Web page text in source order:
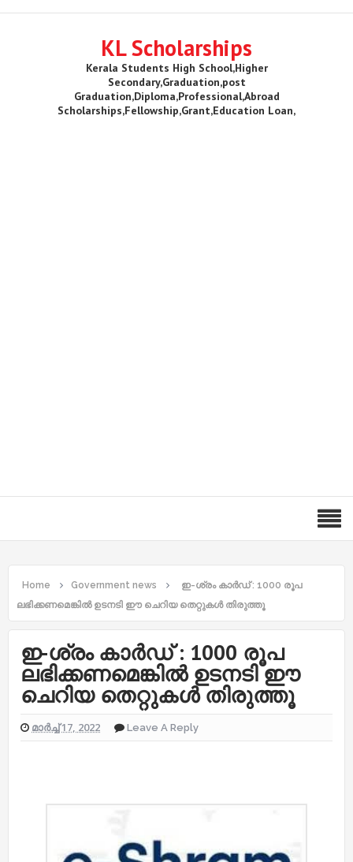
KL Scholarships
Kerala Students High School,Higher
Secondary,Graduation,post
Graduation,Diploma,Professional,Abroad
Scholarships,Fellowship,Grant,Education Loan,
Home Government news
ഇ-ശ്രം കാർഡ് : 1000 രൂപ
ലഭിക്കണമെങ്കിൽ ഉടനടി ഈ ചെറിയ തെറ്റുകൾ തിരുത്തൂ
ഇ-ശ്രം കാർഡ് : 1000 രൂപ
ലഭിക്കണമെങ്കിൽ ഉടനടി ഈ
ചെറിയ തെറ്റുകൾ തിരുത്തൂ
മാർച്ച് 17, 2022 Leave A Reply